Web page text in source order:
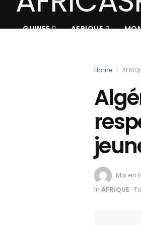
GUINEE AFRIQUE
Home
Mis en
in AFRIQUE